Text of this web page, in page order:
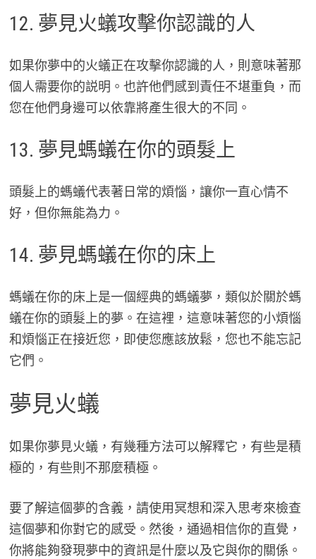
12. 夢見火蟻攻擊你認識的人
如果你夢中的火蟻正在攻擊你認識的人，則意味著那
個人需要你的説明。也許他們感到責任不堪重負，而
您在他們身邊可以依靠將產生很大的不同。
13. 夢見螞蟻在你的頭髮上
頭髮上的螞蟻代表著日常的煩惱，讓你一直心情不
好，但你無能為力。
14. 夢見螞蟻在你的床上
螞蟻在你的床上是一個經典的螞蟻夢，類似於關於螞
蟻在你的頭髮上的夢。在這裡，這意味著您的小煩惱
和煩惱正在接近您，即使您應該放鬆，您也不能忘記
它們。
夢見火蟻
如果你夢見火蟻，有幾種方法可以解釋它，有些是積
極的，有些則不那麼積極。
要了解這個夢的含義，請使用冥想和深入思考來檢查
這個夢和你對它的感受。然後，通過相信你的直覺，
你將能夠發現夢中的資訊是什麼以及它與你的關係。